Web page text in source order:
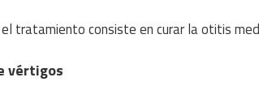
tratamiento consiste en curar la otitis
vértigos